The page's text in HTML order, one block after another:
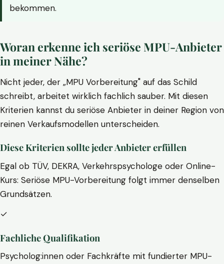
bekommen.
Woran erkenne ich seriöse MPU-Anbieter
in meiner Nähe?
Nicht jeder, der „MPU Vorbereitung" auf das Schild
schreibt, arbeitet wirklich fachlich sauber. Mit diesen
Kriterien kannst du seriöse Anbieter in deiner Region von
reinen Verkaufsmodellen unterscheiden.
Diese Kriterien sollte jeder Anbieter erfüllen
Egal ob TÜV, DEKRA, Verkehrspsychologe oder Online-
Kurs: Seriöse MPU-Vorbereitung folgt immer denselben
Grundsätzen.
✓
Fachliche Qualifikation
Psycholog:innen oder Fachkräfte mit fundierter MPU-